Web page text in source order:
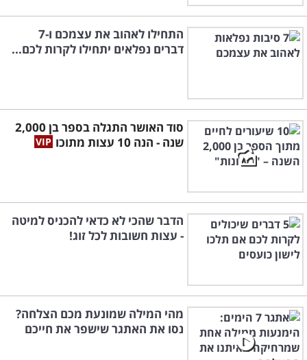
התחילו לאהוב את עצמכם ו-7
דברים נפלאים יתחילו לקרות לכם...
סוד האושר התגלה בספר בן 2,000
שנה - הנה 10 עצות מתוכו
הדבר שהכי לא כדאי להכניס למיטה
- עצות חשובות לכל זוג!
מהי המילה שמונעת מכם הצלחה?
נסו את האתגר שישפר את חייכם